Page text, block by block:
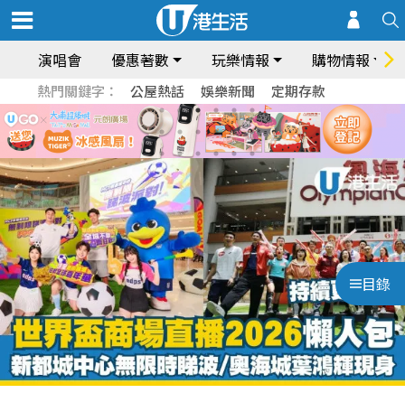
演唱會 優惠著數 玩樂情報 購物情報
熱門關鍵字： 公屋熱話 娛樂新聞 定期存款
目錄